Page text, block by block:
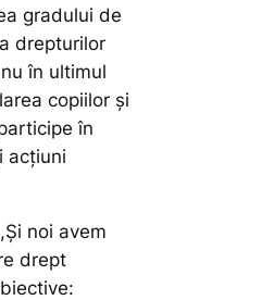
gradului de
drepturilor
în ultimul
copiilor și
în
acțiuni
noi avem
drept